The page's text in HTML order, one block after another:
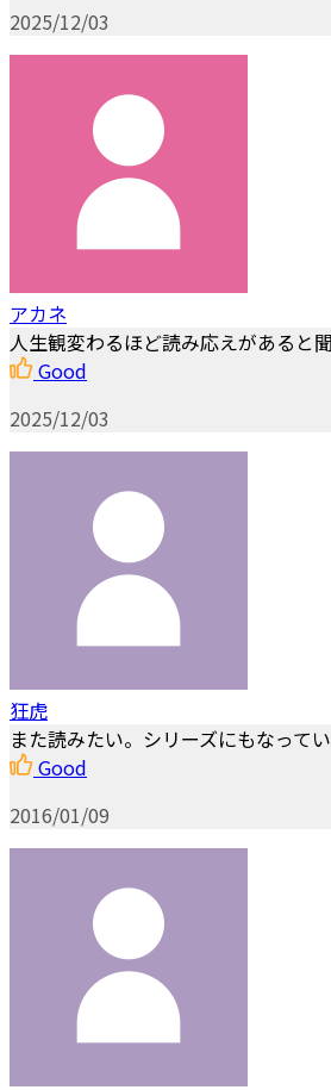
2025/12/03
アカネ
人生観変わるほど読み応えがあると
Good
2025/12/03
狂虎
また読みたい。シリーズにもなってい
Good
2016/01/09